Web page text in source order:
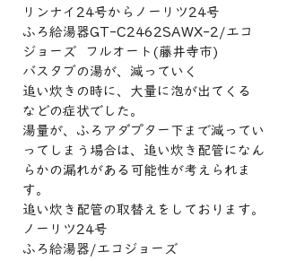
リンナイ24号からノーリツ24号
ふろ給湯器GT-C2462SAWX-2/エコ
ジョーズ  フルオート(藤井寺市)
バスタブの湯が、減っていく
追い炊きの時に、大量に泡が出てくる
などの症状でした。
湯量が、ふろアダプター下まで減ってい
ってしまう場合は、追い炊き配管になん
らかの漏れがある可能性が考えられま
す。
追い炊き配管の取替えをしております。
ノーリツ24号
ふろ給湯器/エコジョーズ